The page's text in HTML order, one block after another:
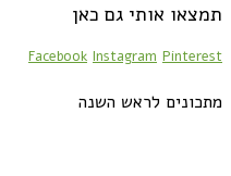
תמצאו אותי גם כאן
Facebook Instagram Pinterest
מתכונים לראש השנה